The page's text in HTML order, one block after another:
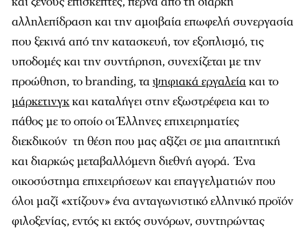
αλληλεπίδραση και την αμοιβαία επωφελή συνεργασία
που ξεκινά από την κατασκευή, τον εξοπλισμό, τις
υποδομές και την συντήρηση, συνεχίζεται με την
προώθηση, το branding, ταψηφιακά εργαλείακαι το
μάρκετινγκκαι καταλήγει στην εξωστρέφεια και το
πάθος με το οποίο οι Έλληνες επιχειρηματίες
διεκδικούν τη θέση που μας αξίζει σε μια απαιτητική
και διαρκώς μεταβαλλόμενη διεθνή αγορά. Ένα
οικοσύστημα επιχειρήσεων και επαγγελματιών που
όλοι μαζί «χτίζουν» ένα ανταγωνιστικό ελληνικό προϊόν
φιλοξενίας, εντός κι εκτός συνόρων, συντηρώντας